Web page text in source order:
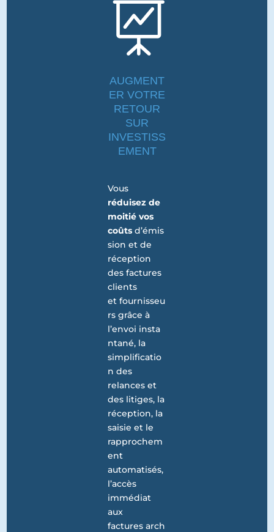

AUGMENT
ER VOTRE
RETOUR
SUR
INVESTISS
EMENT
Vous
réduisez de
moitié vos
coûts d’émis
sion et de
réception
des factures
clients
et fournisseu
rs grâce à
l’envoi insta
ntané, la
simplificatio
n des
relances et
des litiges, la
réception, la
saisie et le
rapprochem
ent
automatisés,
l’accès
immédiat
aux
factures arch